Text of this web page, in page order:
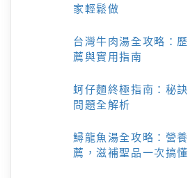
家輕鬆做
台灣牛肉湯全攻略：
薦與實用指南
蚵仔麵終極指南：秘
問題全解析
鱘龍魚湯全攻略：營
薦，滋補聖品一次搞懂